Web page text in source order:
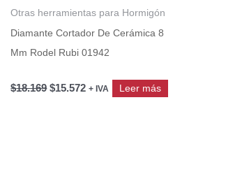
Otras herramientas para Hormigón
Diamante Cortador De Cerámica 8
Mm Rodel Rubi 01942
TZY011
$18.169 $15.572 + IVA Leer más